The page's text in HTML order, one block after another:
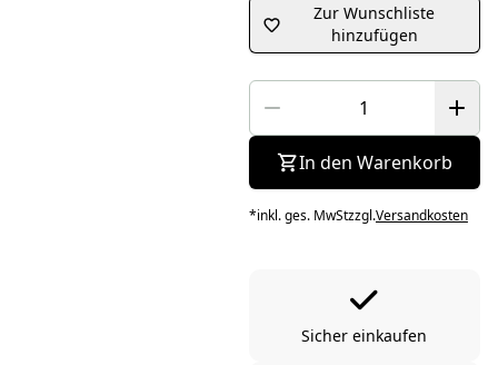
Zur Wunschliste
hinzufügen
In den Warenkorb
*inkl. ges. MwStzzgl.Versandkosten
Sicher einkaufen